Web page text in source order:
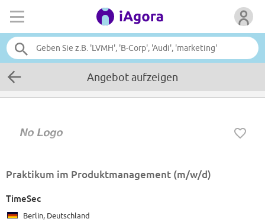
Angebot aufzeigen
Praktikum im Produktmanagement (m/w/d)
TimeSec
Berlin, Deutschland